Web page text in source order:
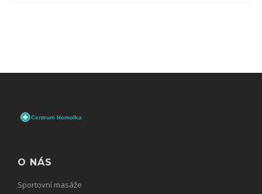
O NÁS
Sportovní masáže